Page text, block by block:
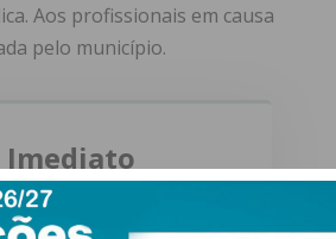
Aos profissionais em causa
pelo município.
Imediato
regular a informação